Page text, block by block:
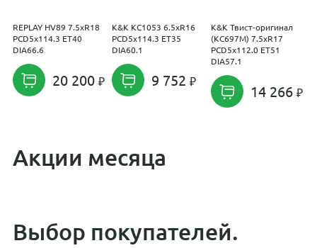
REPLAY HV89 7.5xR18
PCD5x114.3 ET40
DIA66.6
20 200
K&K КС1053 6.5xR16
PCD5x114.3 ET35
DIA60.1
9 752
K&K Твист-оригинал
(КС697М) 7.5xR17
PCD5x112.0 ET51
DIA57.1
14 266
Акции месяца
Выбор покупателей.